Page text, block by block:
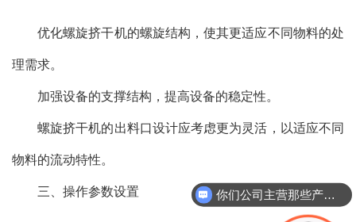
优化螺旋挤干机的螺旋结构，使其更适应不同物料的处
理需求。
加强设备的支撑结构，提高设备的稳定性。
螺旋挤干机的出料口设计应考虑更为灵活，以适应不同
物料的流动特性。
三、操作参数设置
你们公司主营那些产品？